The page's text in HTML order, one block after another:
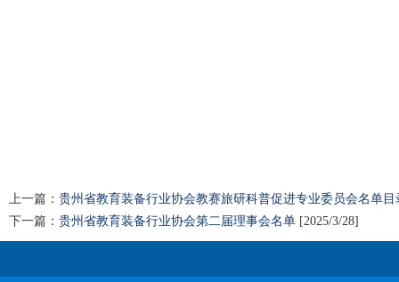
上一篇： 贵州省教育装备行业协会教赛旅研科普促进专业委员会名单目
下一篇： 贵州省教育装备行业协会第二届理事会名单 [2025/3/28]